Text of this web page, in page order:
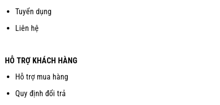
Tuyển dụng
Liên hệ
HỖ TRỢ KHÁCH HÀNG
Hỗ trợ mua hàng
Quy định đổi trả